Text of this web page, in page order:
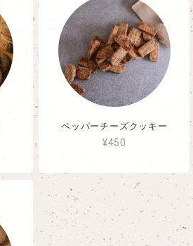
ペッパーチーズクッキー
¥450